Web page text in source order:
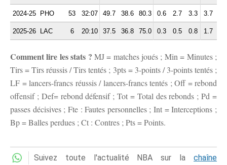
2024-25 PHO 53 32:07 49.7 38.6 80.3 0.6 2.7 3.3 3.7
2025-26 LAC 6 20:10 37.5 36.8 75.0 0.3 0.5 0.8 1.7
Comment lire les stats ? MJ = matches joués ; Min = Minutes ;
Tirs = Tirs réussis / Tirs tentés ; 3pts = 3-points / 3-points tentés ;
LF = lancers-francs réussis / lancers-francs tentés ; Off = rebond
offensif ; Def= rebond défensif ; Tot = Total des rebonds ; Pd =
passes décisives ; Fte : Fautes personnelles ; Int = Interceptions ;
Bp = Balles perdues ; Ct : Contres ; Pts = Points.
Suivez toute l'actualité NBA sur la chaîne